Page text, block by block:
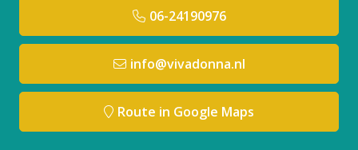
06-24190976
info@vivadonna.nl
Route in Google Maps